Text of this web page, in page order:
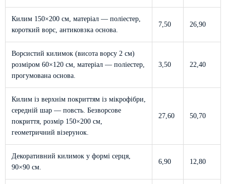
Килим 150×200 см, матеріал — поліестер,
короткий ворс, антиковзка основа.
7,50 26,90
Ворсистий килимок (висота ворсу 2 см)
розміром 60×120 см, матеріал — поліестер,
прогумована основа.
3,50 22,40
Килим із верхнім покриттям із мікрофібри,
середній шар — повсть. Безворсове
покриття, розмір 150×200 см,
геометричний візерунок.
27,60 50,70
Декоративний килимок у формі серця,
90×90 см.
6,90 12,80